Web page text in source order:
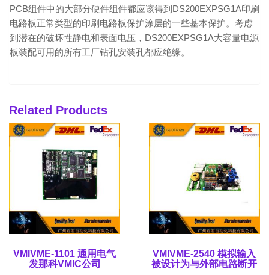
PCB组件中的大部分硬件组件都应该得到DS200EXPSG1A印刷
电路板正常类型的印刷电路板保护涂层的一些基本保护。考虑
到潜在的破坏性静电和表面电压，DS200EXPSG1A大容量电源
板装配可用的所有工厂钻孔安装孔都应绝缘。
Related Products
VMIVME-1101 通用电气
发那科VMIC公司
VMIVME-2540 模拟输入
被设计为与外部电路断开